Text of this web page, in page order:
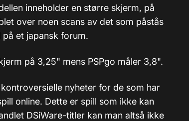
inneholder en større skjerm, på
over noen scans av det som påstås
et japansk forum.
på 3,25" mens PSPgo måler 3,8".
nyheter for de som har
online. Dette er spill som ikke kan
DSiWare-titler kan man altså ikke